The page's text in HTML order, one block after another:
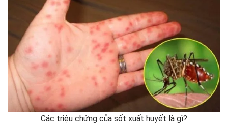
Các triệu chứng của sốt xuất huyết là gì?